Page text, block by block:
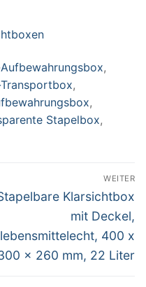
,
,
,
Stapelbox,
WEITER
Klarsichtbox
mit Deckel,
lebensmittelecht, 400 x
x 260 mm, 22 Liter